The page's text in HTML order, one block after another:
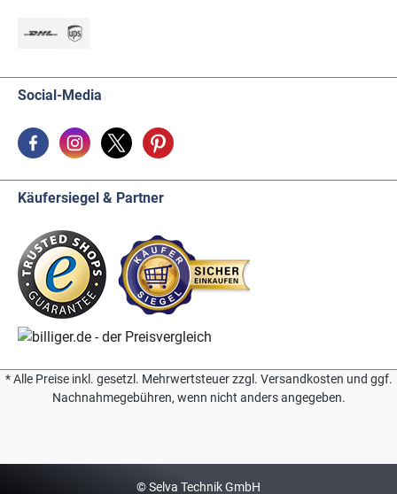
Social-Media
Käufersiegel & Partner
* Alle Preise inkl. gesetzl. Mehrwertsteuer zzgl. Versandkosten und ggf.
Nachnahmegebühren, wenn nicht anders angegeben.
© Selva Technik GmbH